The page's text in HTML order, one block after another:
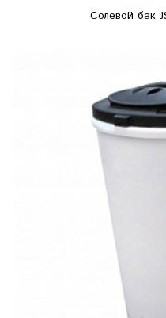
Солевой бак